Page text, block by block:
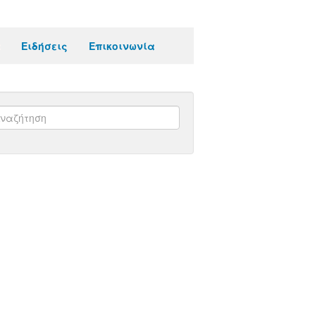
Ειδήσεις Επικοινωνία